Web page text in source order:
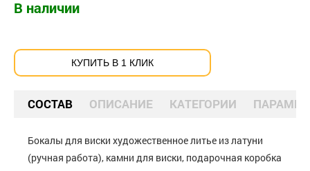
В наличии
КУПИТЬ В 1 КЛИК
СОСТАВ ОПИСАНИЕ КАТЕГОРИИ
Бокалы для виски художественное литье из латуни
(ручная работа), камни для виски, подарочная коробка